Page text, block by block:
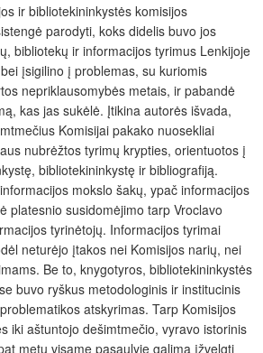
ir bibliotekininkystės komisijos
parodyti, koks didelis buvo jos
bib­liotekų ir informacijos tyrimus Lenkijoje
įsigilino į problemas, su kuriomis
nepriklausomybės metais, ir pabandė
kas jas sukėlė. Įtikina autorės išvada,
Komisijai pakako nuosekliai
nubrėžtos tyrimų krypties, orientuotos į
bibliotekininkystę ir bibliografiją.
mokslo šakų, ypač informacijos
platesnio susidomėjimo tarp Vroclavo
tyrinėtojų. Informacijos tyrimai
neturėjo įtakos nei Komisijos narių, nei
Be to, knygotyros, bibliotekininkystės
buvo ryškus metodologinis ir institucinis
atskyrimas. Tarp Komisijos
iki aštuntojo dešimtmečio, vyravo istorinis
metu visame pasaulyje galima įžvelgti